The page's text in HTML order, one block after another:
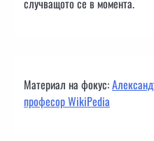
случващото се в момента.
Материал на фокус:
професор WikiPedia